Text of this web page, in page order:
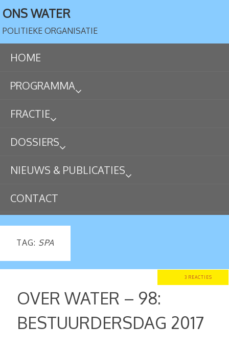
ONS WATER
POLITIEKE ORGANISATIE
HOME
PROGRAMMA
FRACTIE
DOSSIERS
NIEUWS & PUBLICATIES
CONTACT
TAG: SPA
3 REACTIES
OVER WATER – 98:
BESTUURDERSDAG 2017